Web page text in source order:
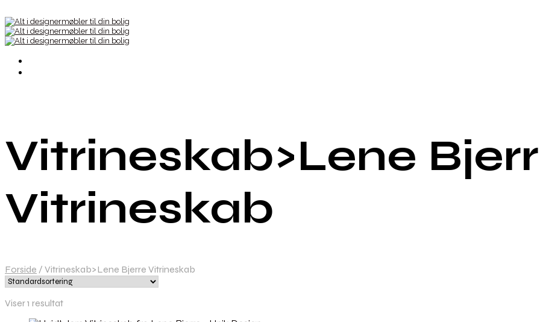
Vitrineskab>Lene
Vitrineskab
Forside / Vitrineskab>Lene Bjerre Vitrineskab
Viser 1 resultat